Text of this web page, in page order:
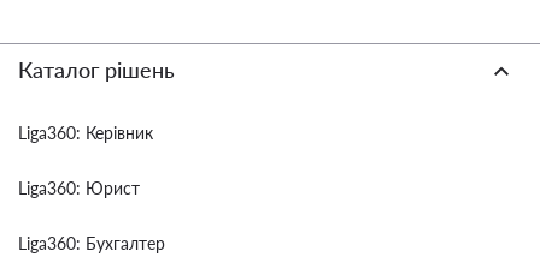
Каталог рішень
Liga360: Керівник
Liga360: Юрист
Liga360: Бухгалтер